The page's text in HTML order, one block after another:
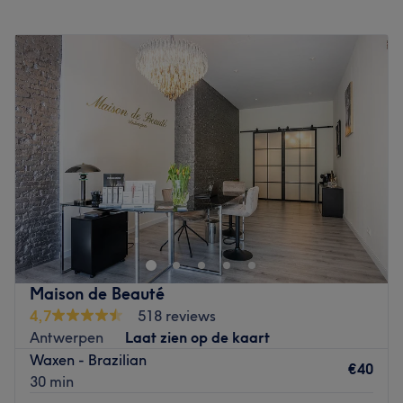
Dinsdag
Woensdag
Donderdag
18:00
Vrijdag
18:00
Zaterdag
10:00–18:30
Zondag
Gesloten
Welkom bij Hair Diamond Beauty in Antwerpen. In deze
kapsalon draait het allemaal om jou! Het team van Hair
Diamand Beauty zorgt ervoor dat jij in het middelpunt
van de aandacht staat en ze geeft je graag advies over
het kapsel dat het beste bij je verleden is. Je kunt hier
onder andere terecht voor een nieuwe coupe,
hoogtepunten van een mooie trendy kleur. Verder zit je
hier goed voor het laten epileren van de wenkbrauwen.
Tijdens de behandeling ervaar je een relaxte sfeer, zodat
je volledig ontspannen de salon verlaat.
Maison de Beauté
4,7
518 reviews
Antwerpen
Laat zien op de kaart
Waxen - Brazilian
30 min
€40